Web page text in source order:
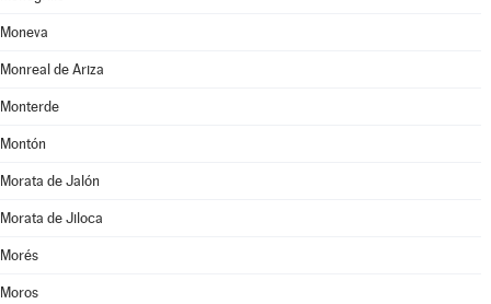
Moneva
Monreal de Ariza
Monterde
Montón
Morata de Jalón
Morata de Jiloca
Morés
Moros